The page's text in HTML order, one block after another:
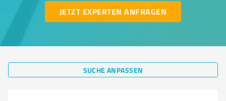
JETZT EXPERTEN ANFRAGEN
SUCHE ANPASSEN